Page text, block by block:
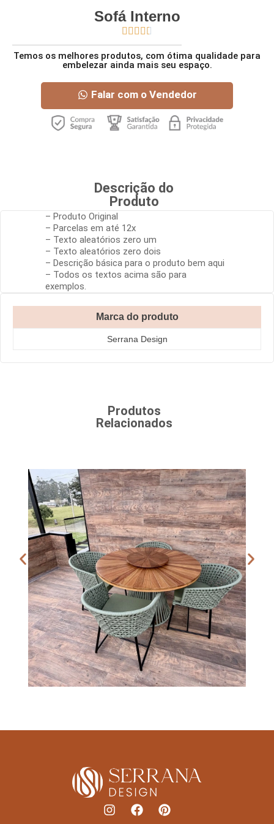
Sofá Interno
    
Temos os melhores produtos, com ótima qualidade para
embelezar ainda mais seu espaço.
Falar com o Vendedor
Descrição do
Produto
– Produto Original
– Parcelas em até 12x
– Texto aleatórios zero um
– Texto aleatórios zero dois
– Descrição básica para o produto bem aqui
– Todos os textos acima são para
exemplos.
Marca do produto
Serrana Design
Produtos
Relacionados